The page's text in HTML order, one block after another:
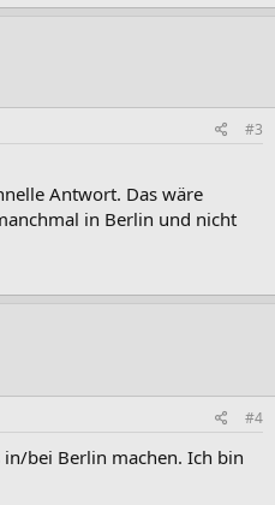
#3
Antwort. Das wäre
in Berlin und nicht
#4
bei Berlin machen. Ich bin